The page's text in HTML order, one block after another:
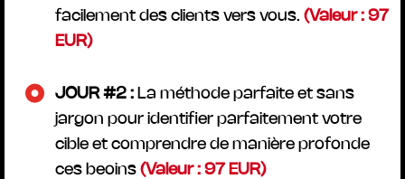
facilement des clients vers vous.(Valeur : 97
EUR)
JOUR #2 : La méthode parfaite et sans
jargon pour identifier parfaitement votre
cible et comprendre de manière profonde
ces beoins(Valeur : 97 EUR)